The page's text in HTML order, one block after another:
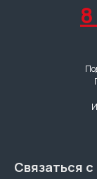
Связаться